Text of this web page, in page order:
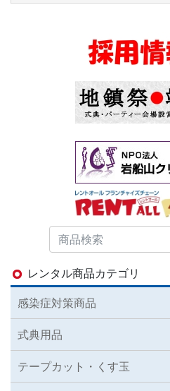
レンタル商品カテゴリ
感染症対策商品
式典用品
テープカット・くす玉